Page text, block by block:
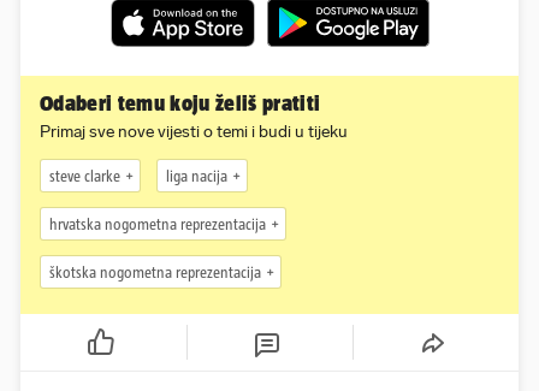
Odaberi temu koju želiš pratiti
Primaj sve nove vijesti o temi i budi u tijeku
steve clarke liga nacija
hrvatska nogometna reprezentacija
škotska nogometna reprezentacija